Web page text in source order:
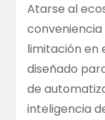
Atarse al
limitación en
diseñado
de
inteligencia